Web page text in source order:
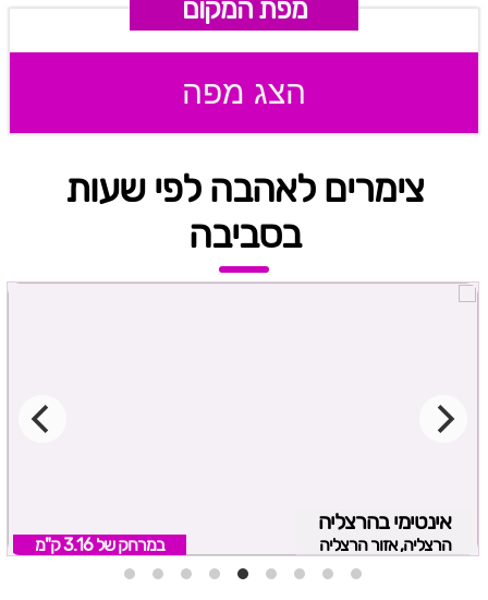
מפת המקום
הצג מפה
צימרים לאהבה לפי שעות
בסביבה
אינטימי בהרצליה
הרצליה, אזור הרצליה במרחק של 3.16 ק"מ